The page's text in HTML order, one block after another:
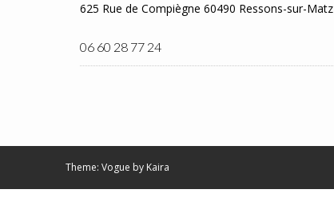
625 Rue de Compiègne 60490 Ressons-sur-Matz
06 60 28 77 24
Theme: Vogue by Kaira